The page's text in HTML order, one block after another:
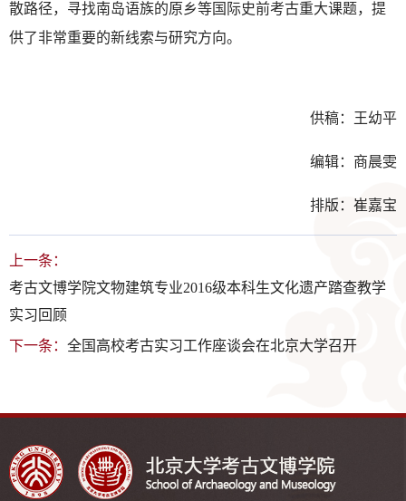
散路径，寻找南岛语族的原乡等国际史前考古重大课题，提
供了非常重要的新线索与研究方向。
供稿：王幼平
编辑：商晨雯
排版：崔嘉宝
上一条：
考古文博学院文物建筑专业2016级本科生文化遗产踏查教学
实习回顾
下一条： 全国高校考古实习工作座谈会在北京大学召开